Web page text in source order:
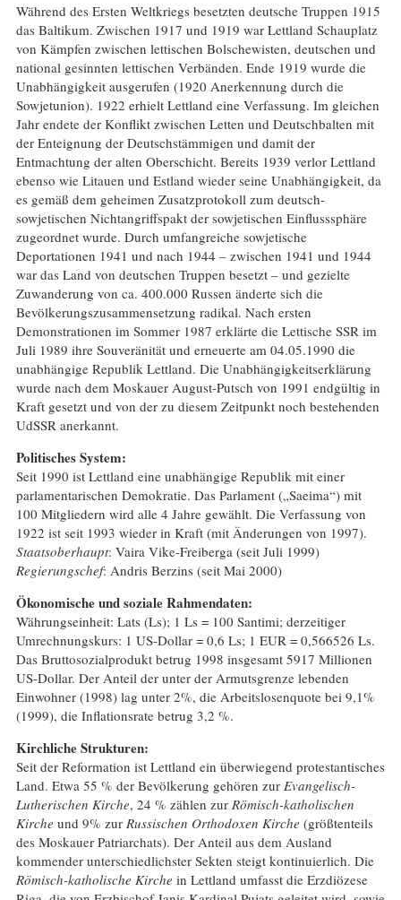
Während des Ersten Weltkriegs besetzten deutsche Truppen 1915
das Baltikum. Zwischen 1917 und 1919 war Lettland Schauplatz
von Kämpfen zwischen lettischen Bolschewisten, deutschen und
national gesinnten lettischen Verbänden. Ende 1919 wurde die
Unabhängigkeit ausgerufen (1920 Anerkennung durch die
Sowjetunion). 1922 erhielt Lettland eine Verfassung. Im gleichen
Jahr endete der Konflikt zwischen Letten und Deutschbalten mit
der Enteignung der Deutschstämmigen und damit der
Entmachtung der alten Oberschicht. Bereits 1939 verlor Lettland
ebenso wie Litauen und Estland wieder seine Unabhängigkeit, da
es gemäß dem geheimen Zusatzprotokoll zum deutsch-
sowjetischen Nichtangriffspakt der sowjetischen Einflusssphäre
zugeordnet wurde. Durch umfangreiche sowjetische
Deportationen 1941 und nach 1944 – zwischen 1941 und 1944
war das Land von deutschen Truppen besetzt – und gezielte
Zuwanderung von ca. 400.000 Russen änderte sich die
Bevölkerungszusammensetzung radikal. Nach ersten
Demonstrationen im Sommer 1987 erklärte die Lettische SSR im
Juli 1989 ihre Souveränität und erneuerte am 04.05.1990 die
unabhängige Republik Lettland. Die Unabhängigkeitserklärung
wurde nach dem Moskauer August-Putsch von 1991 endgültig in
Kraft gesetzt und von der zu diesem Zeitpunkt noch bestehenden
UdSSR anerkannt.
Politisches System:
Seit 1990 ist Lettland eine unabhängige Republik mit einer
parlamentarischen Demokratie. Das Parlament („Saeima“) mit
100 Mitgliedern wird alle 4 Jahre gewählt. Die Verfassung von
1922 ist seit 1993 wieder in Kraft (mit Änderungen von 1997).
Staatsoberhaupt: Vaira Vike-Freiberga (seit Juli 1999)
Regierungschef: Andris Berzins (seit Mai 2000)
Ökonomische und soziale Rahmendaten:
Währungseinheit: Lats (Ls); 1 Ls = 100 Santimi; derzeitiger
Umrechnungskurs: 1 US-Dollar = 0,6 Ls; 1 EUR = 0,566526 Ls.
Das Bruttosozialprodukt betrug 1998 insgesamt 5917 Millionen
US-Dollar. Der Anteil der unter der Armutsgrenze lebenden
Einwohner (1998) lag unter 2%, die Arbeitslosenquote bei 9,1%
(1999), die Inflationsrate betrug 3,2 %.
Kirchliche Strukturen:
Seit der Reformation ist Lettland ein überwiegend protestantisches
Land. Etwa 55 % der Bevölkerung gehören zur Evangelisch-
Lutherischen Kirche, 24 % zählen zur Römisch-katholischen
Kirche und 9% zur Russischen Orthodoxen Kirche (größtenteils
des Moskauer Patriarchats). Der Anteil aus dem Ausland
kommender unterschiedlichster Sekten steigt kontinuierlich. Die
Römisch-katholische Kirche in Lettland umfasst die Erzdiözese